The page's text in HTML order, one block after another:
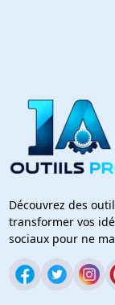
Découvrez des
transformer vos
sociaux pour ne